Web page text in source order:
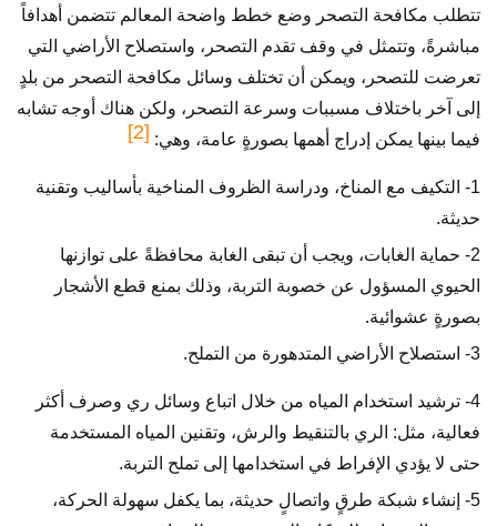
تتطلب مكافحة التصحر وضع خطط واضحة المعالم تتضمن أهدافاً
مباشرةً، وتتمثل في وقف تقدم التصحر، واستصلاح الأراضي التي
تعرضت للتصحر، ويمكن أن تختلف وسائل مكافحة التصحر من بلدٍ
إلى آخر باختلاف مسببات وسرعة التصحر، ولكن هناك أوجه تشابه
فيما بينها يمكن إدراج أهمها بصورةٍ عامة، وهي: [2]
1- التكيف مع المناخ، ودراسة الظروف المناخية بأساليب وتقنية
حديثة.
2- حماية الغابات، ويجب أن تبقى الغابة محافظةً على توازنها
الحيوي المسؤول عن خصوبة التربة، وذلك بمنع قطع الأشجار
بصورةٍ عشوائية.
3- استصلاح الأراضي المتدهورة من التملح.
4- ترشيد استخدام المياه من خلال اتباع وسائل ري وصرف أكثر
فعالية، مثل: الري بالتنقيط والرش، وتقنين المياه المستخدمة
حتى لا يؤدي الإفراط في استخدامها إلى تملح التربة.
5- إنشاء شبكة طرقٍ واتصالٍ حديثة، بما يكفل سهولة الحركة،